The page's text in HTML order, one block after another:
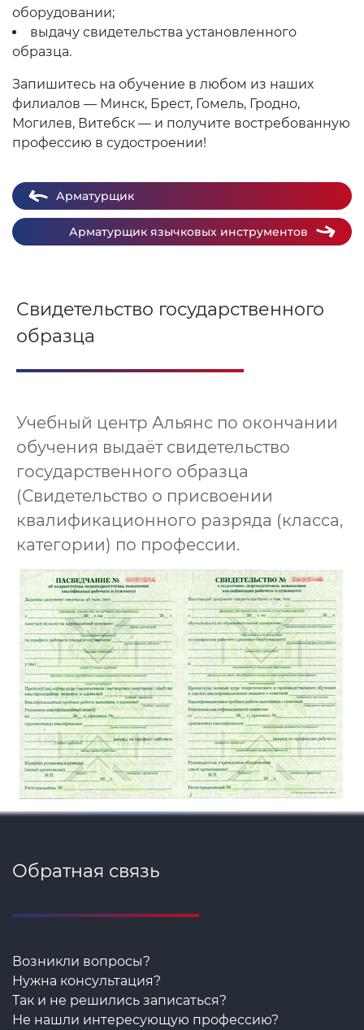
оборудовании;
выдачу свидетельства установленного
образца.
Запишитесь на обучение в любом из наших
филиалов — Минск, Брест, Гомель, Гродно,
Могилев, Витебск — и получите востребованную
профессию в судостроении!
Арматурщик
Арматурщик язычковых инструментов
Свидетельство государственного
образца
Учебный центр Альянс по окончании
обучения выдаёт свидетельство
государственного образца
(Свидетельство о присвоении
квалификационного разряда (класса,
категории) по профессии.
Обратная связь
Возникли вопросы?
Нужна консультация?
Так и не решились записаться?
Не нашли интересующую профессию?